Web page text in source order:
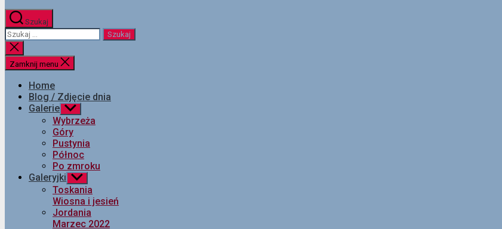
Szukaj
Szukaj:
Zamknij
wyszukiwanie
Zamknij menu
Home
Blog / Zdjęcie dnia
Galerie Pokaż
podmenu
Wybrzeża
Góry
Pustynia
Północ
Po zmroku
Galeryjki Pokaż
podmenu
Toskania
Wiosna i jesień
Jordania
Marzec 2022